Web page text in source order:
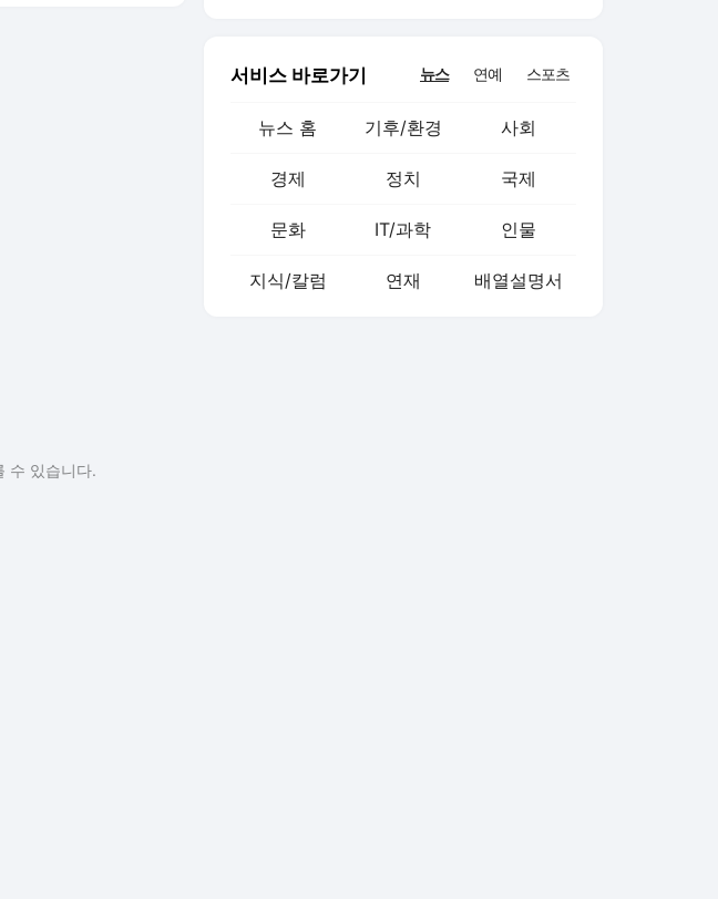
서비스 바로가기 뉴스 연예 스포츠
뉴스 홈 기후/환경 사회
경제 정치 국제
문화 IT/과학 인물
지식/칼럼 연재 배열설명서
수 있습니다.